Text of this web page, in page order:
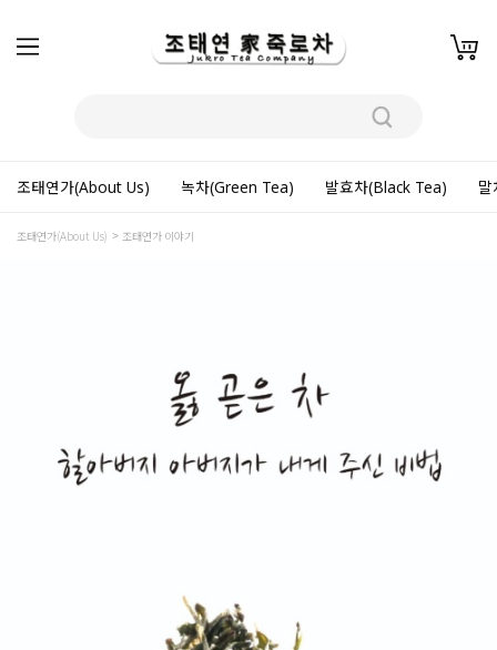
조태연가(About Us) 녹차(Green Tea) 발효차(Black Tea)
조태연가(About Us) 조태연가 이야기